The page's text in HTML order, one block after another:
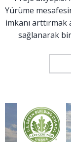
Yürüme
imkanı arttırmak
sağlanarak